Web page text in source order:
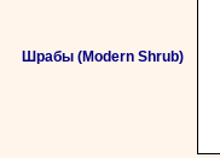
Шрабы (Modern Shrub)